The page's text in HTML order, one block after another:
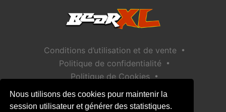
Nous utilisons des cookies pour maintenir la
session utilisateur et générer des statistiques.
Conditions d’utilisation et de vente •
Politique de confidentialité •
Politique de Cookies •
Politique de sécurité des enfants
Aide / Contact